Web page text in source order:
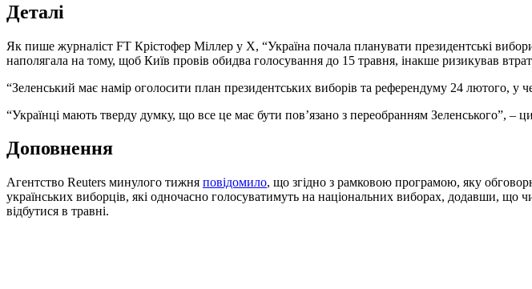
Деталі
Як пише журналіст FT Крістофер Міллер у X, “Україна почала планувати президентські
наполягала на тому, щоб Київ провів обидва голосування до 15 травня, інакше ризикував
“Зеленський має намір оголосити план президентських виборів та референдуму 24 лютого, у
“Українці мають тверду думку, що все це має бути пов’язано з переобранням Зеленського”, –
Доповнення
Агентство Reuters минулого тижня повідомило, що згідно з рамковою програмою, яку
українських виборців, які одночасно голосуватимуть на національних виборах, додавши,
відбутися в травні.